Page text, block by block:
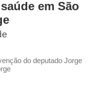
em São
do deputado Jorge